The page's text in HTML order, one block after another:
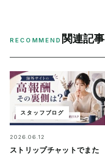
RECOMMEND 関連記事
スタッフブログ
2026.06.12
ストリップチャットでまた